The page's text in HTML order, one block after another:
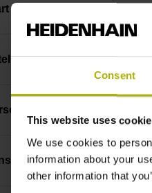
Consent
This website uses
We use cookies to
information about your
other information that